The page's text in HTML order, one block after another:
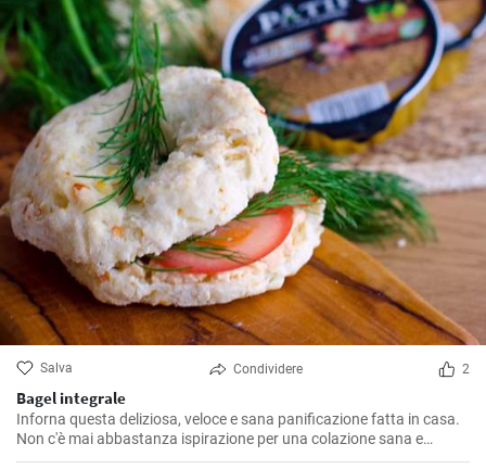
Salva Condividere 2
Bagel integrale
Inforna questa deliziosa, veloce e sana panificazione fatta in casa.
Non c'è mai abbastanza ispirazione per una colazione sana e
gustosa.